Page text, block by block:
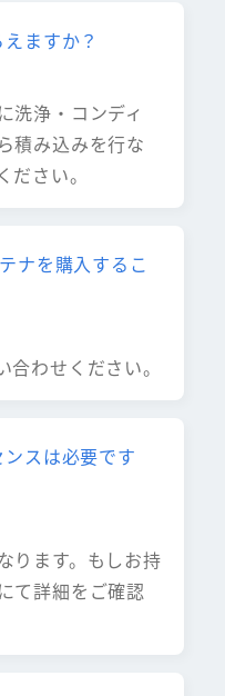
ますか？
洗浄・コンディ
積み込みを行な
さい。
ナを購入するこ
わせください。
スは必要です
ります。もしお持
て詳細をご確認